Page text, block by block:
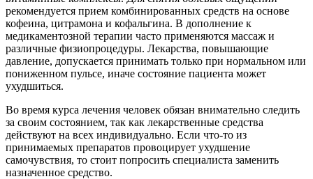
рекомендуется прием комбинированных средств на основе
кофеина, цитрамона и кофальгина. В дополнение к
медикаментозной терапии часто применяются массаж и
различные физиопроцедуры. Лекарства, повышающие
давление, допускается принимать только при нормальном или
пониженном пульсе, иначе состояние пациента может
ухудшиться.
Во время курса лечения человек обязан внимательно следить
за своим состоянием, так как лекарственные средства
действуют на всех индивидуально. Если что-то из
принимаемых препаратов провоцирует ухудшение
самочувствия, то стоит попросить специалиста заменить
назначенное средство.